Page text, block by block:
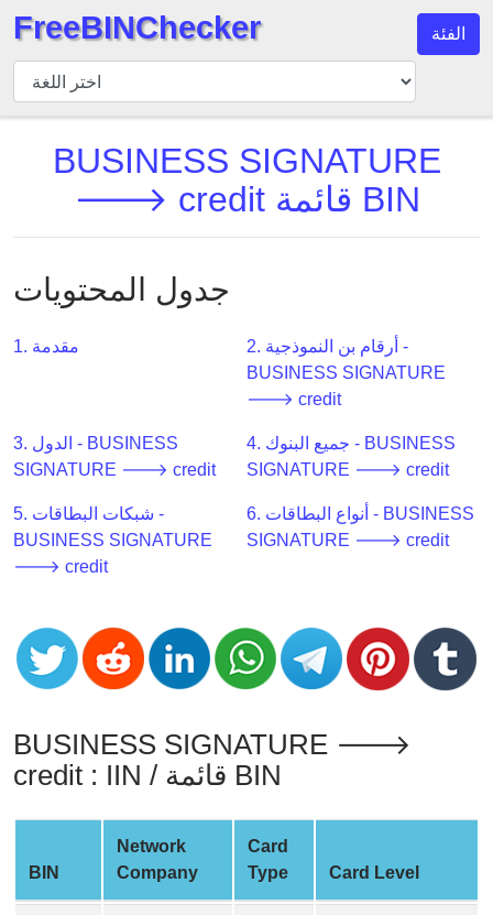
مدقق
BIN
API
Generator
v2
BIN
Generator
from
Banks
Credit
Card
Validator
Credit
Card
Generator
Random
Card
Generator
FreeBINChecker الفئة
BUSINESS SIGNATURE
🡒 credit قائمة BIN
جدول المحتويات
1. مقدمة
2. أرقام بن النموذجية -
BUSINESS SIGNATURE
🡒 credit
3. الدول - BUSINESS
SIGNATURE 🡒 credit
4. جميع البنوك - BUSINESS
SIGNATURE 🡒 credit
5. شبكات البطاقات -
BUSINESS SIGNATURE
🡒 credit
6. أنواع البطاقات - BUSINESS
SIGNATURE 🡒 credit
BUSINESS SIGNATURE 🡒
credit : IIN / قائمة BIN
BIN
Network
Company
Card
Type
Card Level